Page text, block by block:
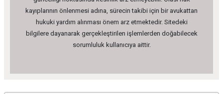
kayıplarının önlenmesi adına, sürecin takibi için bir avukattan
hukuki yardım alınması önem arz etmektedir. Sitedeki
bilgilere dayanarak gerçekleştirilen işlemlerden doğabilecek
sorumluluk kullanıcıya aittir.